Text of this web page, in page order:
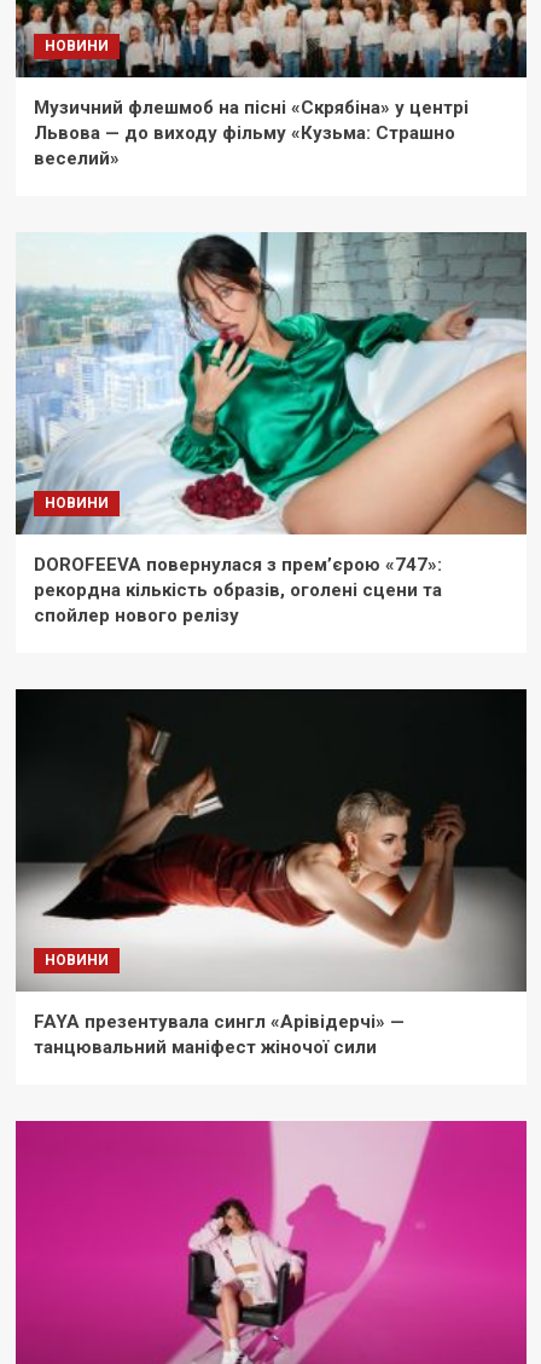
НОВИНИ
Музичний флешмоб на пісні «Скрябіна» у центрі
Львова — до виходу фільму «Кузьма: Страшно
веселий»
НОВИНИ
DOROFEEVA повернулася з прем’єрою «747»:
рекордна кількість образів, оголені сцени та
спойлер нового релізу
НОВИНИ
FAYA презентувала сингл «Арівідерчі» —
танцювальний маніфест жіночої сили